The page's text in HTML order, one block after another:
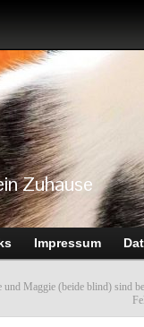
Zuhause
Impressum
und Maggie (beide blind) sind